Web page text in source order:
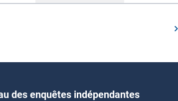
des enquêtes indépendantes